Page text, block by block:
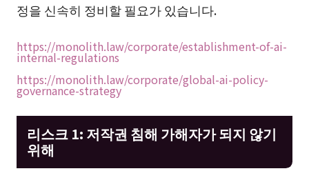
정을 신속히 정비할 필요가 있습니다.
https://monolith.law/corporate/establishment-of-ai-
internal-regulations
https://monolith.law/corporate/global-ai-policy-
governance-strategy
리스크 1: 저작권 침해 가해자가 되지 않기
위해